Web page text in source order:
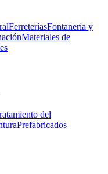
FerreteríasFontanería y
Materiales de
del
Prefabricados